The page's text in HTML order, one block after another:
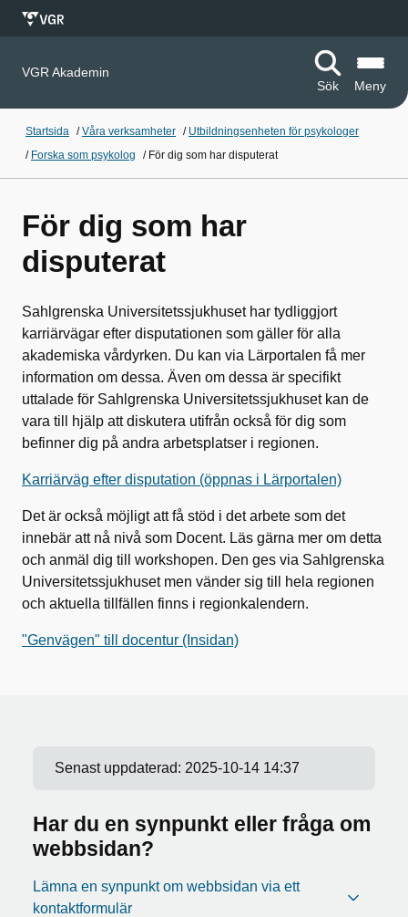
VGR Akademin
Sök
Meny
Startsida /Våra verksamheter / Utbildningsenheten för psykologer
/ Forska som psykolog / För dig som har disputerat
För dig som har
disputerat
Sahlgrenska Universitetssjukhuset har tydliggjort
karriärvägar efter disputationen som gäller för alla
akademiska vårdyrken. Du kan via Lärportalen få mer
information om dessa. Även om dessa är specifikt
uttalade för Sahlgrenska Universitetssjukhuset kan de
vara till hjälp att diskutera utifrån också för dig som
befinner dig på andra arbetsplatser i regionen.
Karriärväg efter disputation (öppnas i Lärportalen)
Det är också möjligt att få stöd i det arbete som det
innebär att nå nivå som Docent. Läs gärna mer om detta
och anmäl dig till workshopen. Den ges via Sahlgrenska
Universitetssjukhuset men vänder sig till hela regionen
och aktuella tillfällen finns i regionkalendern.
"Genvägen" till docentur (Insidan)
Senast uppdaterad: 2025-10-14 14:37
Har du en synpunkt eller fråga om
webbsidan?
Lämna en synpunkt om webbsidan via ett
kontaktformulär